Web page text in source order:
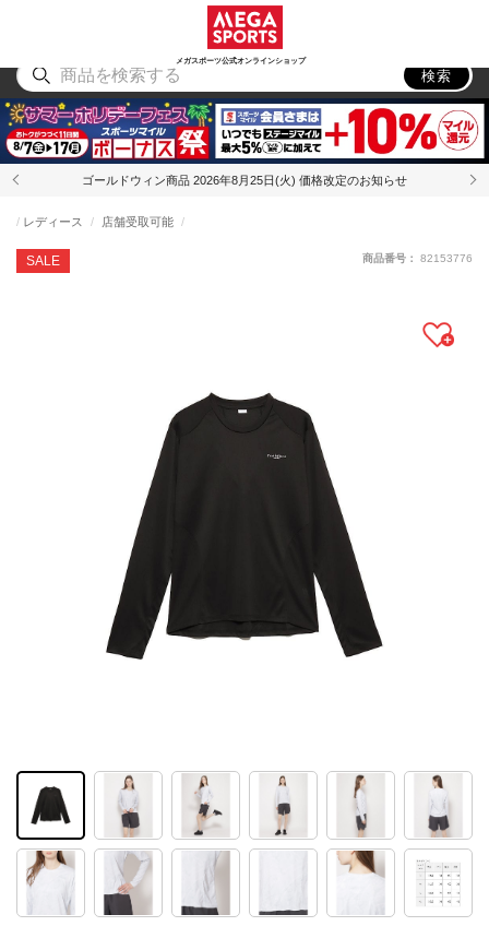
メガスポーツ公式オンラインショップ
アウトドア
検索
ゴールドウィン商品 2026年8月25日(火) 価格改定のお知らせ
SALE
レディース 店舗受取可能
商品番号： 82153776